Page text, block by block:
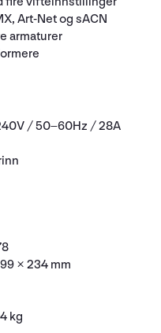
Art-Net og sACN
armaturer
/ 50–60Hz / 28A
× 234 mm
kg